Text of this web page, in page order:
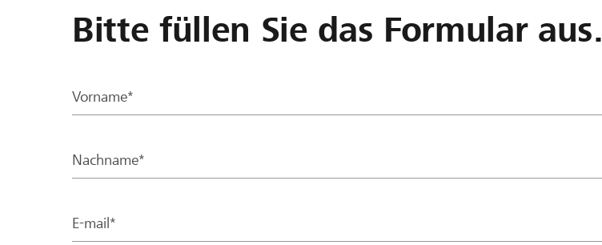
Bitte füllen Sie das Formular aus.
Vorname*
Nachname*
E-mail*